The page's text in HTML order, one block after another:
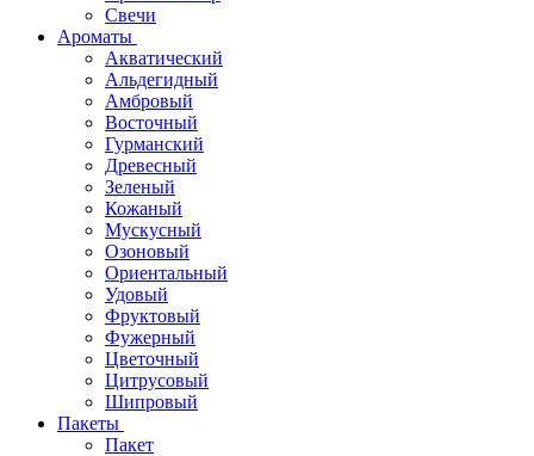
Свечи
Ароматы
Акватический
Альдегидный
Амбровый
Восточный
Гурманский
Древесный
Зеленый
Кожаный
Мускусный
Озоновый
Ориентальный
Удовый
Фруктовый
Фужерный
Цветочный
Цитрусовый
Шипровый
Пакеты
Пакет